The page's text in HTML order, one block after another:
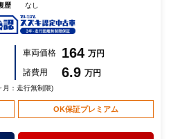
歴
なし
車両価格 164 万円
諸費用
6.9 万円
月：走行無制限)
OK保証プレミアム